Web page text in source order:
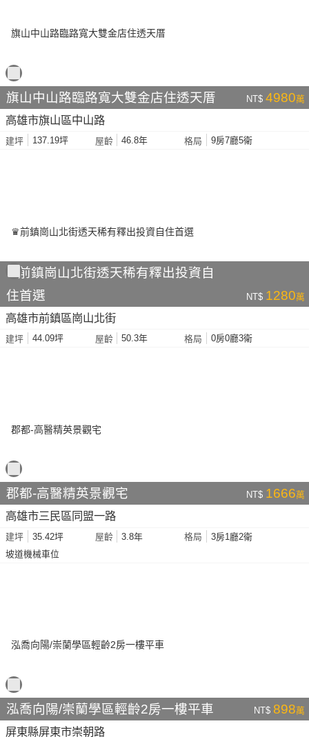
旗山中山路臨路寬大雙金店住透天厝 NT$ 4980萬
高雄市旗山區中山路
建坪 137.19坪 屋齡 46.8年 格局 9房7廳5衛
♛前鎮崗山北街透天稀有釋出投資自
住首選
NT$ 1280萬
高雄市前鎮區崗山北街
建坪 44.09坪 屋齡 50.3年 格局 0房0廳3衛
郡都-高醫精英景觀宅 NT$ 1666萬
高雄市三民區同盟一路
建坪 35.42坪 屋齡 3.8年 格局
3房1廳2衛
坡道機械車位
泓喬向陽/崇蘭學區輕齡2房一樓平車 NT$ 898萬
屏東縣屏東市崇朝路